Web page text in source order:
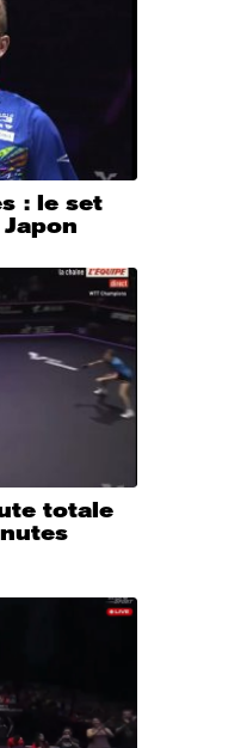
: le set
totale